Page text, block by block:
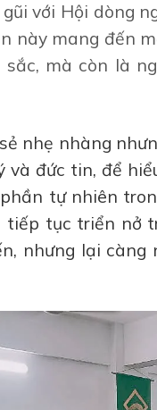
với Hội dòng
này mang đến
sắc, mà còn là
nhẹ nhàng
và đức tin, để
tự nhiên
tiếp tục triển nở
nhưng lại